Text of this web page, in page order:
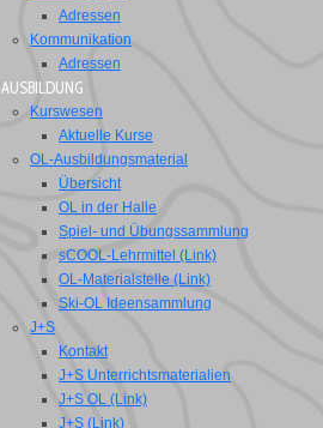
Adressen
Kommunikation
Adressen
AUSBILDUNG
Kurswesen
Aktuelle Kurse
OL-Ausbildungsmaterial
Übersicht
OL in der Halle
Spiel- und Übungssammlung
sCOOL-Lehrmittel (Link)
OL-Materialstelle (Link)
Ski-OL Ideensammlung
J+S
Kontakt
J+S Unterrichtsmaterialien
J+S OL (Link)
J+S (Link)